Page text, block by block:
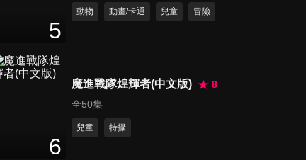
4分鐘
4分鐘
5
動物 動畫/卡通 兒童 冒險
6
魔進戰隊煌輝者(中文版)
8
全50集
兒童 特攝